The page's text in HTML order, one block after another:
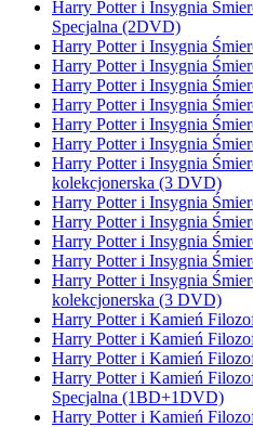
Harry Potter i Insygnia
Specjalna (2DVD)
Harry Potter i Insygnia
Harry Potter i Insygnia
Harry Potter i Insygnia
Harry Potter i Insygnia
Harry Potter i Insygnia
Harry Potter i Insygnia
Harry Potter i Insygnia
kolekcjonerska (3 DVD)
Harry Potter i Insygnia
Harry Potter i Insygnia
Harry Potter i Insygnia
Harry Potter i Insygnia
Harry Potter i Insygnia
kolekcjonerska (3 DVD)
Harry Potter i Kamień
Harry Potter i Kamień
Harry Potter i Kamień
Harry Potter i Kamień
Specjalna (1BD+1DVD)
Harry Potter i Kamień